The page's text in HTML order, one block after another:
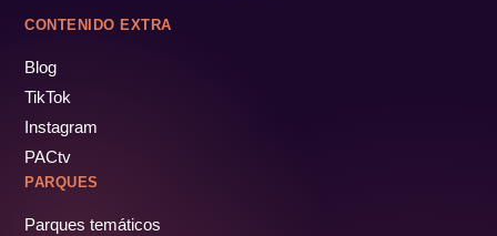
CONTENIDO EXTRA
Blog
TikTok
Instagram
PACtv
PARQUES
Parques temáticos